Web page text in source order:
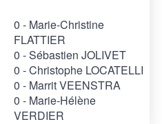
0 - Marie-Christine
FLATTIER
0 - Sébastien JOLIVET
0 - Christophe LOCATELLI
0 - Marrit VEENSTRA
0 - Marie-Hélène
VERDIER